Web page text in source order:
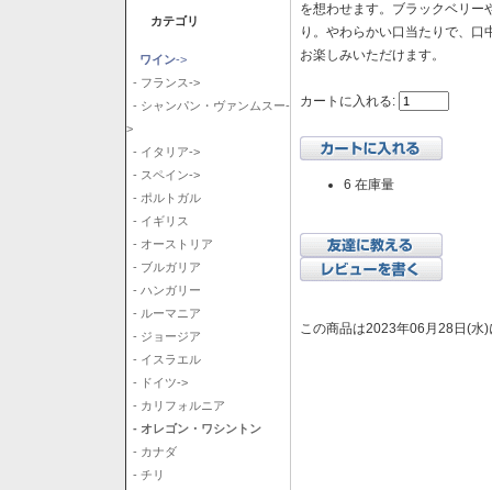
カテゴリ
ワイン->
- フランス->
- シャンパン・ヴァンムスー-
>
- イタリア->
- スペイン->
- ポルトガル
- イギリス
- オーストリア
- ブルガリア
- ハンガリー
- ルーマニア
- ジョージア
- イスラエル
- ドイツ->
- カリフォルニア
- オレゴン・ワシントン
- カナダ
- チリ
を想わせます。ブラックベリー
り。やわらかい口当たりで、
お楽しみいただけます。
カートに入れる:
6 在庫量
この商品は2023年06月28日(水